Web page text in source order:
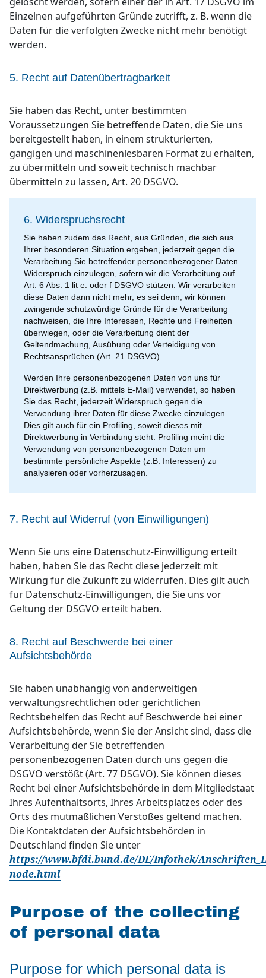
Einzelnen aufgeführten Gründe zutrifft, z. B. wenn die
Daten für die verfolgten Zwecke nicht mehr benötigt
werden.
5. Recht auf Datenübertragbarkeit
Sie haben das Recht, unter bestimmten
Voraussetzungen Sie betreffende Daten, die Sie uns
bereitgestellt haben, in einem strukturierten,
gängigen und maschinenlesbaren Format zu erhalten,
zu übermitteln und soweit technisch machbar
übermitteln zu lassen, Art. 20 DSGVO.
6. Widerspruchsrecht
Sie haben zudem das Recht, aus Gründen, die sich aus
Ihrer besonderen Situation ergeben, jederzeit gegen die
Verarbeitung Sie betreffender personenbezogener Daten
Widerspruch einzulegen, sofern wir die Verarbeitung auf
Art. 6 Abs. 1 lit e. oder f DSGVO stützen. Wir verarbeiten
diese Daten dann nicht mehr, es sei denn, wir können
zwingende schutzwürdige Gründe für die Verarbeitung
nachweisen, die Ihre Interessen, Rechte und Freiheiten
überwiegen, oder die Verarbeitung dient der
Geltendmachung, Ausübung oder Verteidigung von
Rechtsansprüchen (Art. 21 DSGVO).
Werden Ihre personenbezogenen Daten von uns für
Direktwerbung (z.B. mittels E-Mail) verwendet, so haben
Sie das Recht, jederzeit Widerspruch gegen die
Verwendung ihrer Daten für diese Zwecke einzulegen.
Dies gilt auch für ein Profiling, soweit dieses mit
Direktwerbung in Verbindung steht. Profiling meint die
Verwendung von personenbezogenen Daten um
bestimmte persönliche Aspekte (z.B. Interessen) zu
analysieren oder vorherzusagen.
7. Recht auf Widerruf (von Einwilligungen)
Wenn Sie uns eine Datenschutz-Einwilligung erteilt
haben, haben Sie das Recht diese jederzeit mit
Wirkung für die Zukunft zu widerrufen. Dies gilt auch
für Datenschutz-Einwilligungen, die Sie uns vor
Geltung der DSGVO erteilt haben.
8. Recht auf Beschwerde bei einer
Aufsichtsbehörde
Sie haben unabhängig von anderweitigen
verwaltungsrechtlichen oder gerichtlichen
Rechtsbehelfen das Recht auf Beschwerde bei einer
Aufsichtsbehörde, wenn Sie der Ansicht sind, dass die
Verarbeitung der Sie betreffenden
personenbezogenen Daten durch uns gegen die
DSGVO verstößt (Art. 77 DSGVO). Sie können dieses
Recht bei einer Aufsichtsbehörde in dem Mitgliedstaat
Ihres Aufenthaltsorts, Ihres Arbeitsplatzes oder des
Orts des mutmaßlichen Verstoßes geltend machen.
Die Kontaktdaten der Aufsichtsbehörden in
Deutschland finden Sie unter
https://www.bfdi.bund.de/DE/Infothek/
node.html
Purpose of the collecting
of personal data
Purpose for which personal data is